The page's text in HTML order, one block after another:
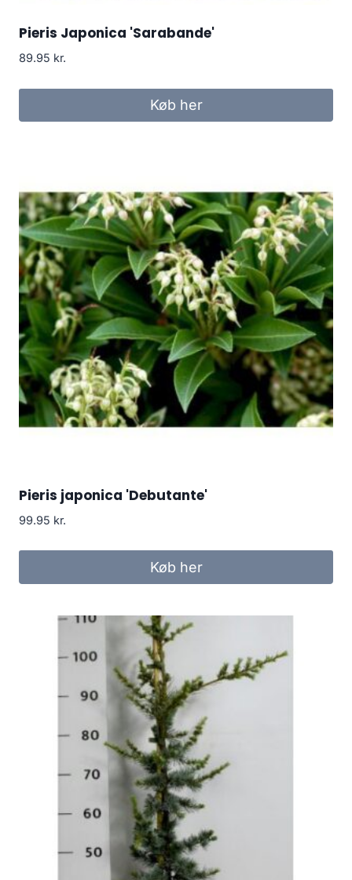
Pieris Japonica 'Sarabande'
89.95 kr.
Køb her
Pieris japonica 'Debutante'
99.95 kr.
Køb her